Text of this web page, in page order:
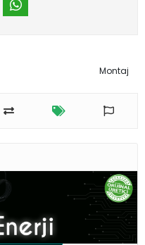
Montaj